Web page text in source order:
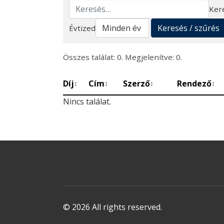
Keresés
Évtized
Keresés / szűrés
Összes találat: 0. Megjelenítve: 0.
Díj↕ Cím↕ Szerző↕ Rendező↕
Nincs találat.
© 2026 All rights reserved.